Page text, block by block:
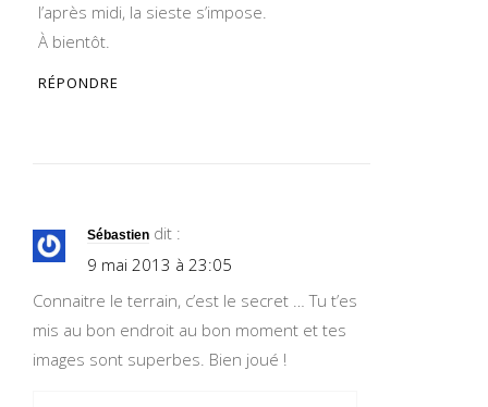
l’après midi, la sieste s’impose.
À bientôt.
RÉPONDRE
Sébastien dit :
9 mai 2013 à 23:05
Connaitre le terrain, c’est le secret … Tu t’es
mis au bon endroit au bon moment et tes
images sont superbes. Bien joué !